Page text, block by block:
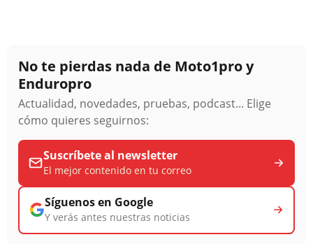
No te pierdas nada de Moto1pro y
Enduropro
Actualidad, novedades, pruebas, podcast... Elige
cómo quieres seguirnos:
Suscríbete al newsletter
El mejor contenido en tu correo
Síguenos en Google
Y verás antes nuestras noticias